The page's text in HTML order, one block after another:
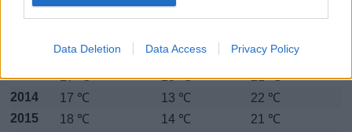
Data Deletion Data Access Privacy Policy
19 ℃ 15 ℃
23 ℃
2013
17 ℃ 13 ℃
21 ℃
2014
17 ℃ 13 ℃
22 ℃
2015
18 ℃ 14 ℃
21 ℃